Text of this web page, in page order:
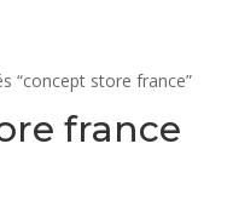
“concept store france”
france